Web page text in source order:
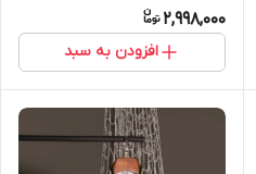
2,998,000
افزودن به سبد